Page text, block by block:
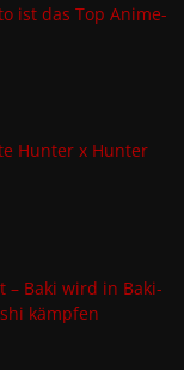
ist das Top Anime-
Hunter x Hunter
– Baki wird in Baki-
kämpfen